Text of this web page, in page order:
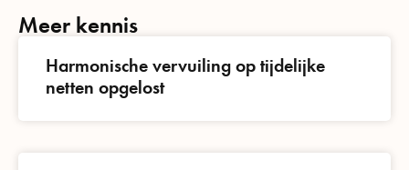
Meer kennis
Harmonische vervuiling op tijdelijke
netten opgelost